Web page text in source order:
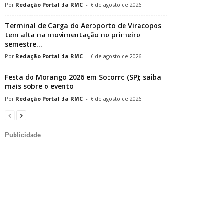
Redação Portal da RMC - 6 de agosto de 2026
Terminal de Carga do Aeroporto de Viracopos
tem alta na movimentação no primeiro
semestre...
Redação Portal da RMC - 6 de agosto de 2026
Festa do Morango 2026 em Socorro (SP); saiba
mais sobre o evento
Redação Portal da RMC - 6 de agosto de 2026
Publicidade